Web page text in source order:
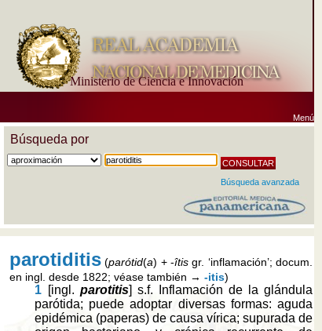
Ministerio de Ciencia e Innovación
Menú
Búsqueda por
Búsqueda avanzada